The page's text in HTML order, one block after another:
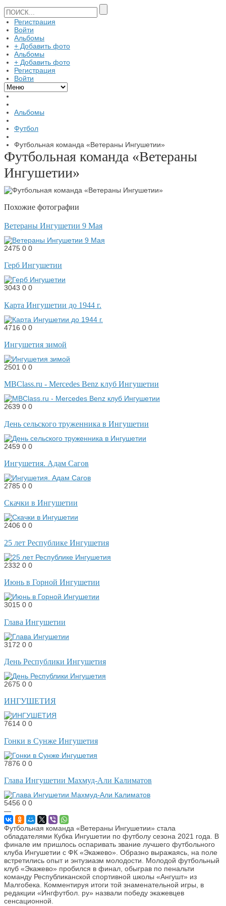
Регистрация
Войти
Альбомы
+ Добавить фото
Альбомы
+ Добавить фото
Регистрация
Войти
Альбомы
Футбол
Футбольная команда «Ветераны Ингушетии»
Футбольная команда «Ветераны
Ингушетии»
Похожие фотографии
Ветераны Ингушетии 9 Мая
2475 0 0
Герб Ингушетии
3043 0 0
Карта Ингушетии до 1944 г.
4716 0 0
Ингушетия зимой
2501 0 0
MBClass.ru - Mercedes Benz клуб Ингушетии
2639 0 0
День сельского труженника в Ингушетии
2459 0 0
Ингушетия. Адам Сагов
2785 0 0
Скачки в Ингушетии
2406 0 0
25 лет Республике Ингушетия
2332 0 0
Июнь в Горной Ингушетии
3015 0 0
Глава Ингушетии
3172 0 0
День Республики Ингушетия
2675 0 0
ИНГУШЕТИЯ
7614 0 0
Гонки в Сунже Ингушетия
7876 0 0
Глава Ингушетии Махмуд-Али Калиматов
5456 0 0
—
Футбольная команда «Ветераны Ингушетии» стала
обладателями Кубка Ингушетии по футболу сезона 2021 года. В
финале им пришлось оспаривать звание лучшего футбольного
клуба Ингушетии с ФК «Экажево». Образно выражаясь, на поле
встретились опыт и энтузиазм молодости. Молодой футбольный
клуб «Экажево» пробился в финал, обыграв по пенальти
команду Республиканской спортивной школы «Ангушт» из
Малгобека. Комментируя итоги той знаменательной игры, в
редакции «Ингфутбол. ру» назвали победу экажевцев
сенсационной.